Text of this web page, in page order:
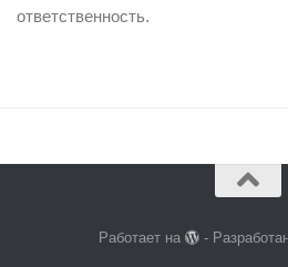
ответственность.
Работает на -